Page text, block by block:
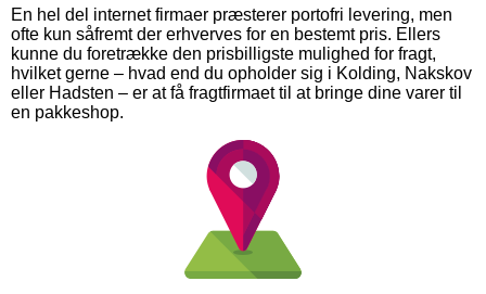
En hel del internet firmaer præsterer portofri levering, men
ofte kun såfremt der erhverves for en bestemt pris. Ellers
kunne du foretrække den prisbilligste mulighed for fragt,
hvilket gerne – hvad end du opholder sig i Kolding, Nakskov
eller Hadsten – er at få fragtfirmaet til at bringe dine varer til
en pakkeshop.